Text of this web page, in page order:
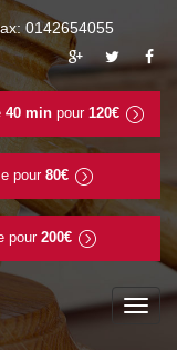
0142654055
40 minpour 120€
pour80€
pour200€